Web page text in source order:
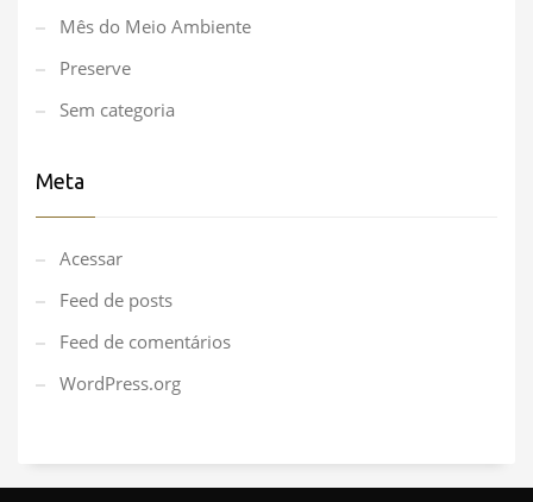
Mês do Meio Ambiente
Preserve
Sem categoria
Meta
Acessar
Feed de posts
Feed de comentários
WordPress.org